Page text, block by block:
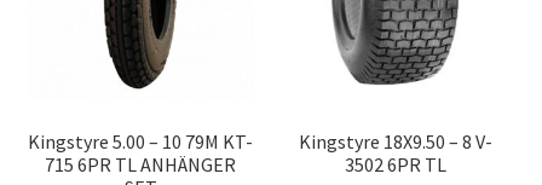
Kingstyre 5.00 – 10 79M KT-
715 6PR TL ANHÄNGER
Kingstyre 18X9.50 – 8 V-
3502 6PR TL